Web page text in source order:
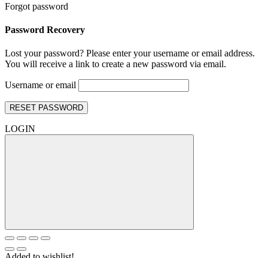
Forgot password
Password Recovery
Lost your password? Please enter your username or email address.
You will receive a link to create a new password via email.
Username or email
RESET PASSWORD
LOGIN